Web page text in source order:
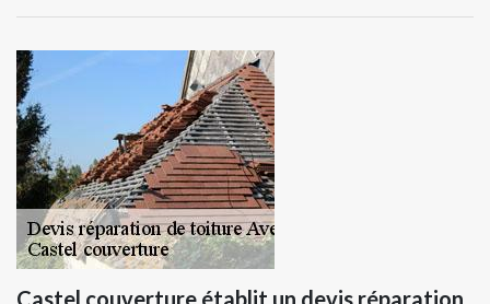
Castel couverture établit un devis réparation